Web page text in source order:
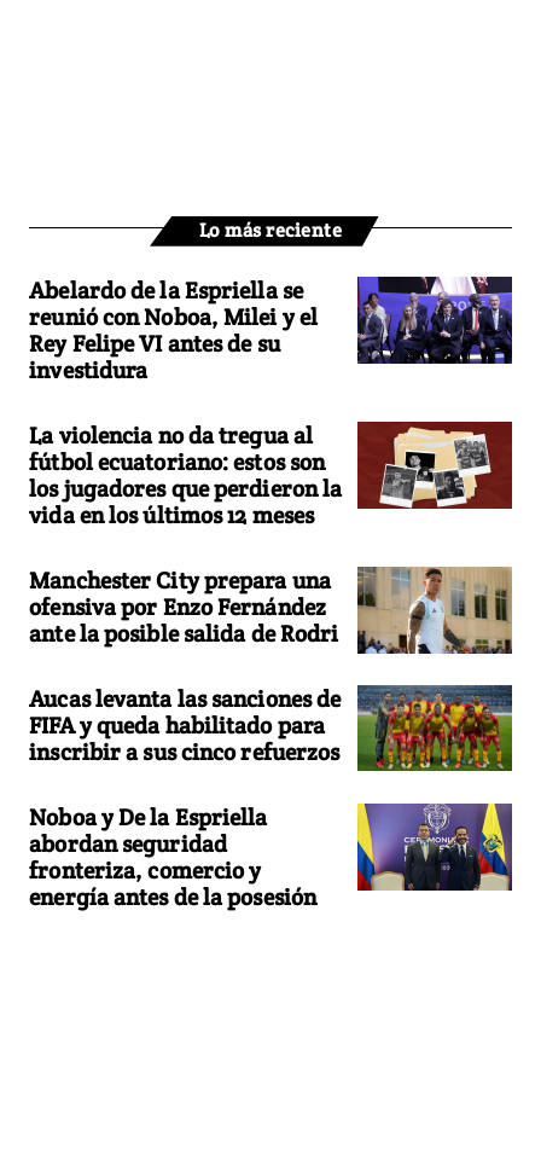
Lo más reciente
Abelardo de la Espriella se
reunió con Noboa, Milei y el
Rey Felipe VI antes de su
investidura
La violencia no da tregua al
fútbol ecuatoriano: estos son
los jugadores que perdieron la
vida en los últimos 12 meses
Manchester City prepara una
ofensiva por Enzo Fernández
ante la posible salida de Rodri
Aucas levanta las sanciones de
FIFA y queda habilitado para
inscribir a sus cinco refuerzos
Noboa y De la Espriella
abordan seguridad
fronteriza, comercio y
energía antes de la posesión